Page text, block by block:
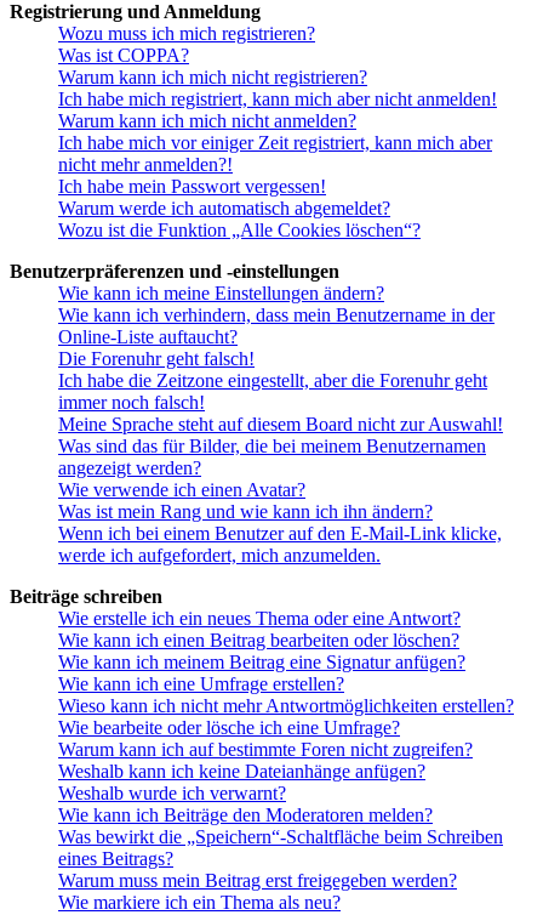
Registrierung und Anmeldung
Wozu muss ich mich registrieren?
Was ist COPPA?
Warum kann ich mich nicht registrieren?
Ich habe mich registriert, kann mich aber nicht anmelden!
Warum kann ich mich nicht anmelden?
Ich habe mich vor einiger Zeit registriert, kann mich aber
nicht mehr anmelden?!
Ich habe mein Passwort vergessen!
Warum werde ich automatisch abgemeldet?
Wozu ist die Funktion „Alle Cookies löschen“?
Benutzerpräferenzen und -einstellungen
Wie kann ich meine Einstellungen ändern?
Wie kann ich verhindern, dass mein Benutzername in der
Online-Liste auftaucht?
Die Forenuhr geht falsch!
Ich habe die Zeitzone eingestellt, aber die Forenuhr geht
immer noch falsch!
Meine Sprache steht auf diesem Board nicht zur Auswahl!
Was sind das für Bilder, die bei meinem Benutzernamen
angezeigt werden?
Wie verwende ich einen Avatar?
Was ist mein Rang und wie kann ich ihn ändern?
Wenn ich bei einem Benutzer auf den E-Mail-Link klicke,
werde ich aufgefordert, mich anzumelden.
Beiträge schreiben
Wie erstelle ich ein neues Thema oder eine Antwort?
Wie kann ich einen Beitrag bearbeiten oder löschen?
Wie kann ich meinem Beitrag eine Signatur anfügen?
Wie kann ich eine Umfrage erstellen?
Wieso kann ich nicht mehr Antwortmöglichkeiten erstellen?
Wie bearbeite oder lösche ich eine Umfrage?
Warum kann ich auf bestimmte Foren nicht zugreifen?
Weshalb kann ich keine Dateianhänge anfügen?
Weshalb wurde ich verwarnt?
Wie kann ich Beiträge den Moderatoren melden?
Was bewirkt die „Speichern“-Schaltfläche beim Schreiben
eines Beitrags?
Warum muss mein Beitrag erst freigegeben werden?
Wie markiere ich ein Thema als neu?